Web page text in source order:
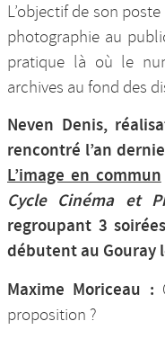
L’objectif de son
photographie au
pratique là où le
archives au fond des
Neven Denis,
rencontré l’an
L’image en commun
Cycle Cinéma et
regroupant 3
débutent au Gouray
Maxime Moriceau :
proposition ?